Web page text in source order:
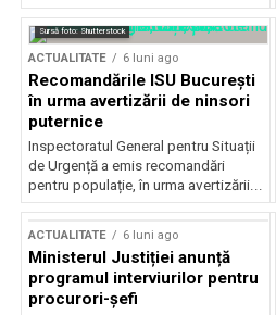
Sursă foto: Shutterstock
ACTUALITATE 6 luni ago
Recomandările ISU București
în urma avertizării de ninsori
puternice
Inspectoratul General pentru Situații
de Urgență a emis recomandări
pentru populație, în urma avertizării...
ACTUALITATE 6 luni ago
Ministerul Justiției anunță
programul interviurilor pentru
procurori-șefi